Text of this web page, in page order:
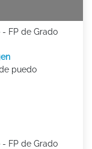
FP de Grado
puedo
FP de Grado